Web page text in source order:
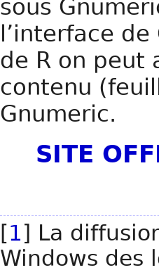
sous
l’interface
de R on peut
contenu
Gnumeric.
SITE
[1] La
Windows des